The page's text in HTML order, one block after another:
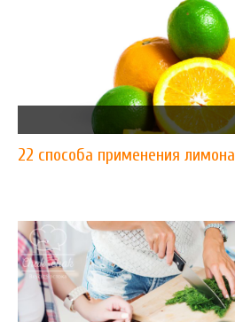
22 способа применения лимона